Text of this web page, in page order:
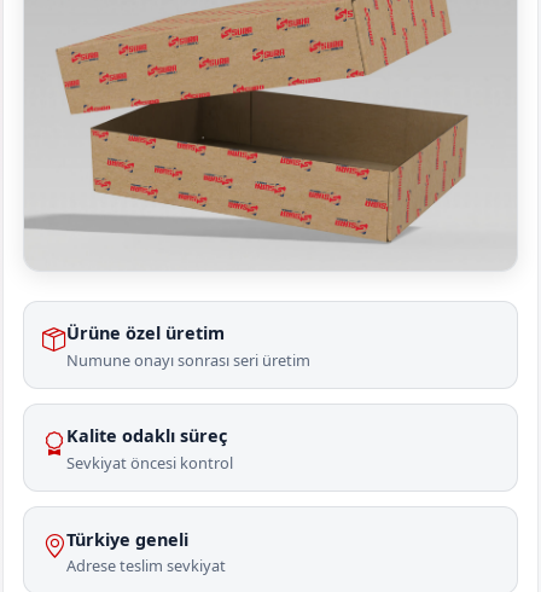
Ürüne özel üretim
Numune onayı sonrası seri üretim
Kalite odaklı süreç
Sevkiyat öncesi kontrol
Türkiye geneli
Adrese teslim sevkiyat